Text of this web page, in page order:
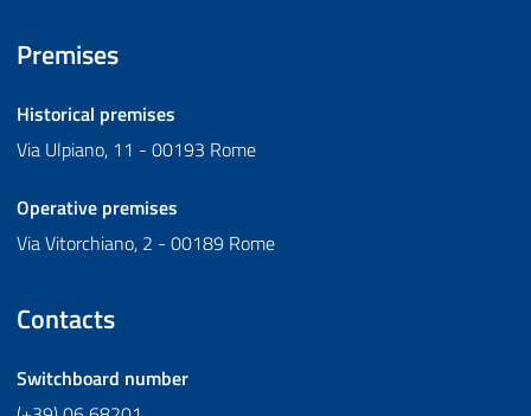
Premises
Historical premises
Via Ulpiano, 11 - 00193 Rome
Operative premises
Via Vitorchiano, 2 - 00189 Rome
Contacts
Switchboard number